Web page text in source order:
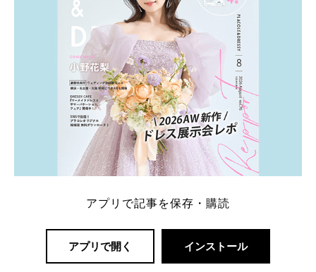
アプリで記事を保存・購読
アプリで開く インストール